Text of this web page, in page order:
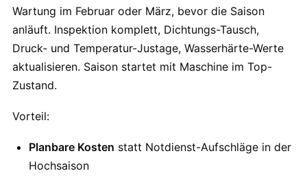
Wartung im Februar oder März, bevor die Saison
anläuft. Inspektion komplett, Dichtungs-Tausch,
Druck- und Temperatur-Justage, Wasserhärte-Werte
aktualisieren. Saison startet mit Maschine im Top-
Zustand.
Vorteil:
Planbare Kosten statt Notdienst-Aufschläge in der
Hochsaison